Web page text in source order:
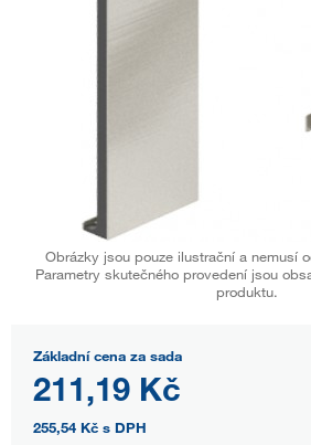
Obrázky jsou pouze ilustrační a nemusí
Parametry skutečného provedení jsou
produktu.
Základní cena za sada
211,19 Kč
255,54 Kč s DPH